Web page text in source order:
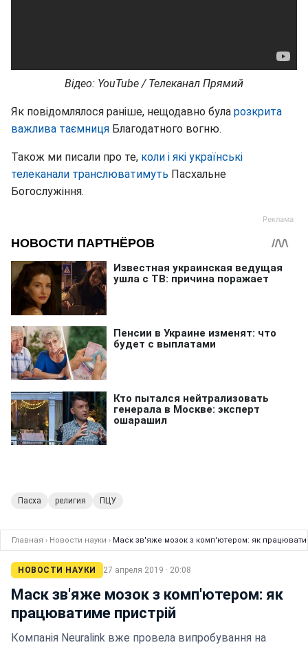
Відео: YouTube / Телеканал Прямий
Як повідомлялося раніше, нещодавно була розкрита
важлива таємниця Благодатного вогню.
Також ми писали про те, коли і які українські
телеканали транслюватимуть Пасхальне
Богослужіння.
Пасха религия ПЦУ
Главная › Новости науки › Маск зв'яже мозок з комп'ютером: як
НОВОСТИ НАУКИ 27 апреля 2019 · 20:08
Маск зв'яже мозок з комп'ютером: як
працюватиме пристрій
Компанія Neuralink вже провела випробування на